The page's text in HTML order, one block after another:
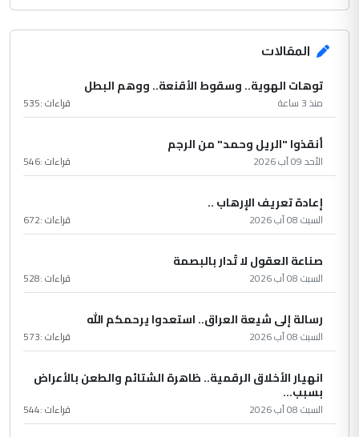
المقالات
توهات الهوية.. وسقوط الأقنعة.. ووهم البطل
منذ 3 ساعة قراءات :535
أنقذوا "الريل وحمد" من الرجم
الأحد 09 آب 2026 قراءات :546
إعادة تعريف الإرهاب ..
السبت 08 آب 2026 قراءات :672
صناعة العقول لا تُدار بالبصمة
السبت 08 آب 2026 قراءات :528
رسالة إلى شيعة العراق.. استعدوا يرحمكم الله
السبت 08 آب 2026 قراءات :573
انهيار الأخلاق الرقمية.. ظاهرة الشتائم والطعن بالأعراض
بسبب...
السبت 08 آب 2026 قراءات :544